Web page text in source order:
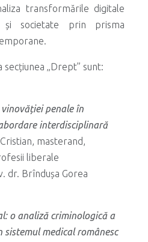
transformările digitale
și societate prin prisma
secțiunea „Drept” sunt:
penale în
interdisciplinară
masterand,
liberale
dr. Brîndușa Gorea
o analiză criminologică a
medical românesc